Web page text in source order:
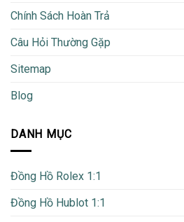
Chính Sách Hoàn Trả
Câu Hỏi Thường Gặp
Sitemap
Blog
DANH MỤC
Đồng Hồ Rolex 1:1
Đồng Hồ Hublot 1:1